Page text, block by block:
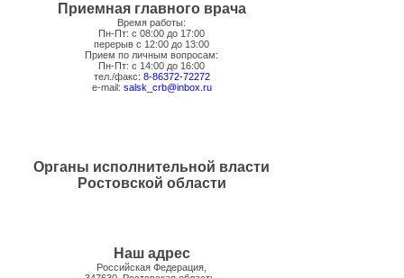
Приемная главного врача
Время работы:
Пн-Пт: с 08:00 до 17:00
перерыв с 12:00 до 13:00
Прием по личным вопросам:
Пн-Пт: с 14:00 до 16:00
тел./факс: 8-86372-72272
e-mail: salsk_crb@inbox.ru
Органы исполнительной власти
Ростовской области
Наш адрес
Российская Федерация,